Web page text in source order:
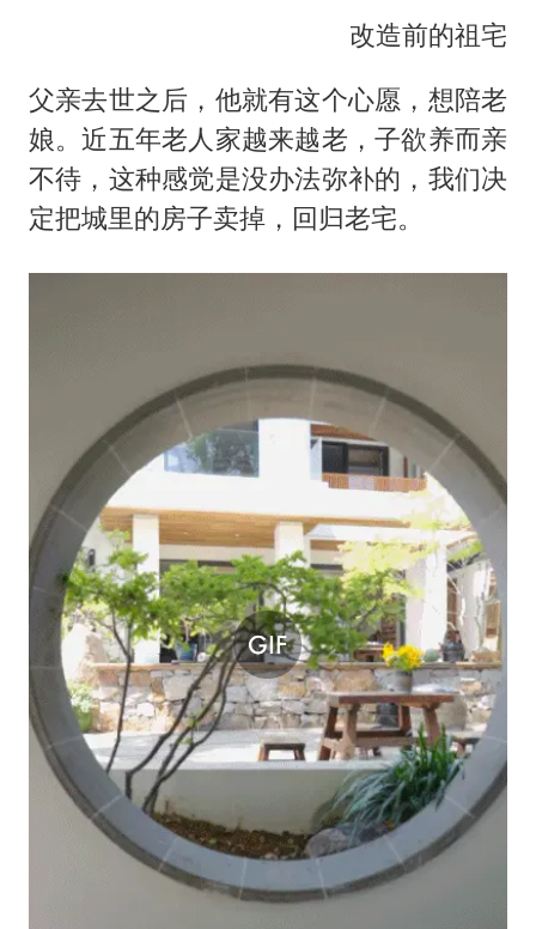
改造前的祖宅
父亲去世之后，他就有这个心愿，想陪老
娘。近五年老人家越来越老，子欲养而亲
不待，这种感觉是没办法弥补的，我们决
定把城里的房子卖掉，回归老宅。